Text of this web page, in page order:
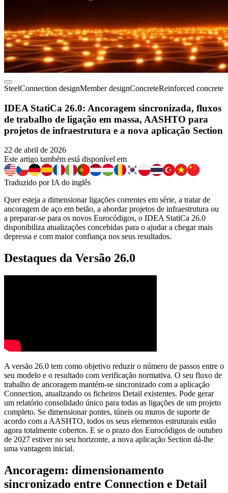
SteelConnection designMember designConcreteReinforced concrete
IDEA StatiCa 26.0: Ancoragem sincronizada, fluxos
de trabalho de ligação em massa, AASHTO para
projetos de infraestrutura e a nova aplicação Section
22 de abril de 2026
Este artigo também está disponível em
Traduzido por IA do inglês
Quer esteja a dimensionar ligações correntes em série, a tratar de
ancoragem de aço em betão, a abordar projetos de infraestrutura ou
a preparar-se para os novos Eurocódigos, o IDEA StatiCa 26.0
disponibiliza atualizações concebidas para o ajudar a chegar mais
depressa e com maior confiança nos seus resultados.
Destaques da Versão 26.0
A versão 26.0 tem como objetivo reduzir o número de passos entre o
seu modelo e o resultado com verificação normativa. O seu fluxo de
trabalho de ancoragem mantém-se sincronizado com a aplicação
Connection, atualizando os ficheiros Detail existentes. Pode gerar
um relatório consolidado único para todas as ligações de um projeto
completo. Se dimensionar pontes, túneis ou muros de suporte de
acordo com a AASHTO, todos os seus elementos estruturais estão
agora totalmente cobertos. E se o prazo dos Eurocódigos de outubro
de 2027 estiver no seu horizonte, a nova aplicação Section dá-lhe
uma vantagem inicial.
Ancoragem: dimensionamento
sincronizado entre Connection e Detail